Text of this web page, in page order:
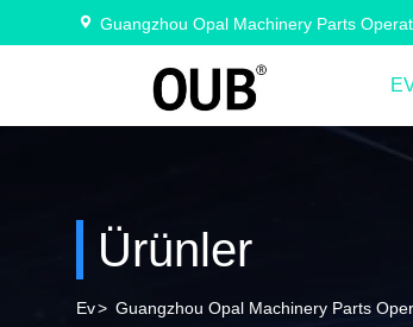
Guangzhou Opal Machinery Parts
Ürünler
Ev> Guangzhou Opal Machinery Parts